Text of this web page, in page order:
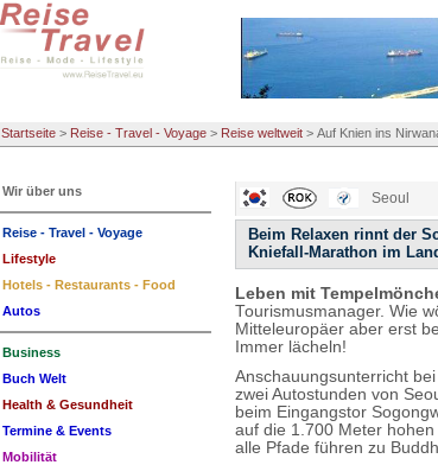
Startseite > Reise - Travel - Voyage > Reise weltweit > Auf Knien ins
Seoul
Beim Relaxen rinnt der
Kniefall-Marathon im
Leben mit
Tourismusmanager. Wie
Mitteleuropäer aber erst
Immer lächeln!
Anschauungsunterricht
zwei Autostunden von
beim Eingangstor
auf die 1.700 Meter
alle Pfade führen zu
Wir über uns
Reise - Travel - Voyage
Lifestyle
Hotels - Restaurants - Food
Autos
Business
Buch Welt
Health & Gesundheit
Termine & Events
Mobilität